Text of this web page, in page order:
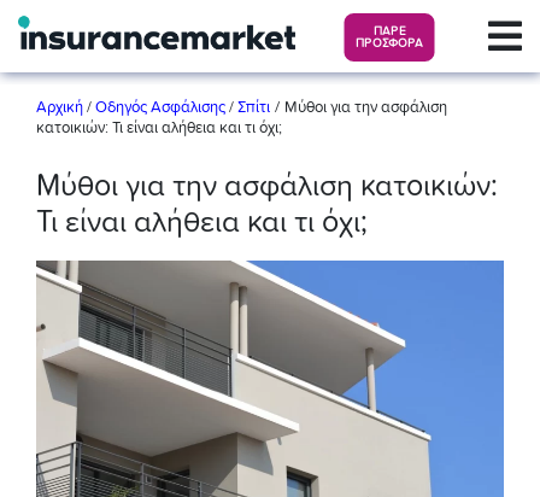
ΠΑΡΕ
ΠΡΟΣΦΟΡΑ
Αρχική / Οδηγός Ασφάλισης / Σπίτι / Μύθοι για την ασφάλιση
κατοικιών: Τι είναι αλήθεια και τι όχι;
Μύθοι για την ασφάλιση κατοικιών:
Τι είναι αλήθεια και τι όχι;